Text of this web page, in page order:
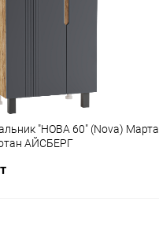
"НОВА 60" (Nova) Марта
АЙСБЕРГ